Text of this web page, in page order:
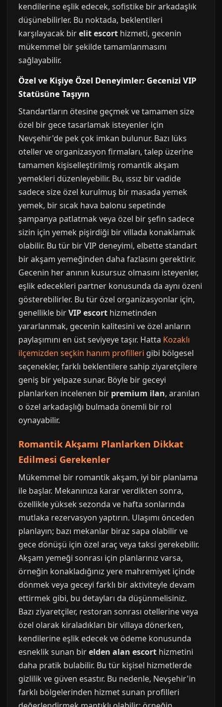
kendilerine eşlik edecek, sofistike bir arkadaşlık
düşünebilirler. Bu noktada, beklentileri
karşılayacak birelit escort hizmeti, gecenin
mükemmel bir şekilde tamamlanmasını
sağlayabilir.
Özel ve Kişiye Özel Deneyimler: Gecenizi VIP
Statüsüne Taşıyın
Standartların ötesine geçmek ve tamamen size
özel bir gece tasarlamak isteyenler için
Nevşehir'de pek çok imkan bulunur. Bazı lüks
oteller ve organizasyon firmaları, talep üzerine
tamamen kişiselleştirilmiş romantik akşam
yemekleri düzenleyebilir. Bu, ıssız bir vadide
sadece size özel kurulmuş bir masada yemek
yemek, bir sıcak hava balonu sepetinde
şampanya patlatmak veya özel bir şefin sadece
sizin için yemek pişirdiği bir villada konaklamak
olabilir. Bu tür bir VIP deneyimi, elbette standart
bir akşam yemeğinden daha fazlasını gerektirir.
Gecenin her anının kusursuz olmasını isteyenler,
eşlik edecekleri partner konusunda da aynı özeni
gösterebilirler. Bu tür özel organizasyonlar için,
genellikle birVIP escort hizmetinden
yararlanmak, gecenin kalitesini ve özel anların
paylaşımını en üst seviyeye taşır. Hatta Kozaklı
ilçemizden seçkin hanım profilleri gibi bölgesel
seçenekler, farklı beklentilere sahip ziyaretçilere
geniş bir yelpaze sunar. Böyle bir geceyi
planlarken incelenen bir premium ilan, aranılan
o özel arkadaşlığı bulmada önemli bir rol
oynayabilir.
Romantik Akşamı Planlarken Dikkat
Edilmesi Gerekenler
Mükemmel bir romantik akşam, iyi bir planlama
ile başlar. Mekanınıza karar verdikten sonra,
özellikle yüksek sezonda ve hafta sonlarında
mutlaka rezervasyon yaptırın. Ulaşımı önceden
planlayın; bazı mekanlar biraz sapa olabilir ve
gece dönüşü için özel araç veya taksi gerekebilir.
Akşam yemeği sonrası için planlarınız varsa,
örneğin konakladığınız yere mahremiyet içinde
dönmek veya geceyi farklı bir aktiviteyle devam
ettirmek gibi, bu detayları da düşünmelisiniz.
Bazı ziyaretçiler, restoran sonrası otellerine veya
özel olarak kiraladıkları bir villaya dönerken,
kendilerine eşlik edecek ve ödeme konusunda
esneklik sunan birelden alan escort hizmetini
daha pratik bulabilir. Bu tür kişisel hizmetlerde
gizlilik ve güven esastır. Bu nedenle, Nevşehir'in
farklı bölgelerinden hizmet sunan profilleri